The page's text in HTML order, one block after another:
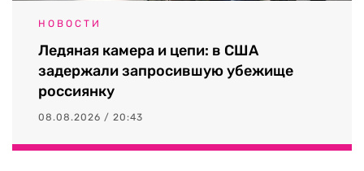
НОВОСТИ
Ледяная камера и цепи: в США
задержали запросившую убежище
россиянку
08.08.2026 / 20:43